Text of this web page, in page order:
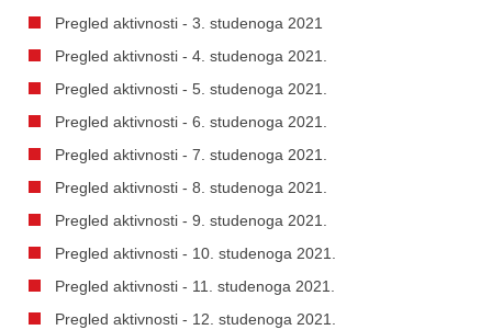
Pregled aktivnosti - 3. studenoga 2021
Pregled aktivnosti - 4. studenoga 2021.
Pregled aktivnosti - 5. studenoga 2021.
Pregled aktivnosti - 6. studenoga 2021.
Pregled aktivnosti - 7. studenoga 2021.
Pregled aktivnosti - 8. studenoga 2021.
Pregled aktivnosti - 9. studenoga 2021.
Pregled aktivnosti - 10. studenoga 2021.
Pregled aktivnosti - 11. studenoga 2021.
Pregled aktivnosti - 12. studenoga 2021.